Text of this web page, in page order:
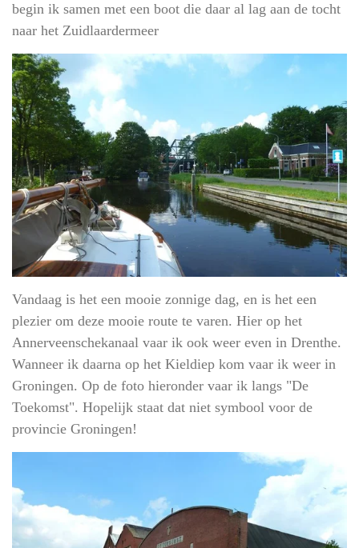
begin ik samen met een boot die daar al lag aan de tocht
naar het Zuidlaardermeer
Vandaag is het een mooie zonnige dag, en is het een
plezier om deze mooie route te varen. Hier op het
Annerveenschekanaal vaar ik ook weer even in Drenthe.
Wanneer ik daarna op het Kieldiep kom vaar ik weer in
Groningen. Op de foto hieronder vaar ik langs "De
Toekomst". Hopelijk staat dat niet symbool voor de
provincie Groningen!